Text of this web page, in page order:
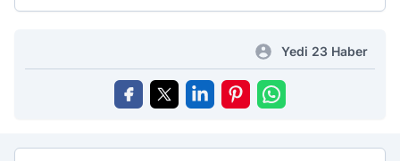
Yedi 23 Haber